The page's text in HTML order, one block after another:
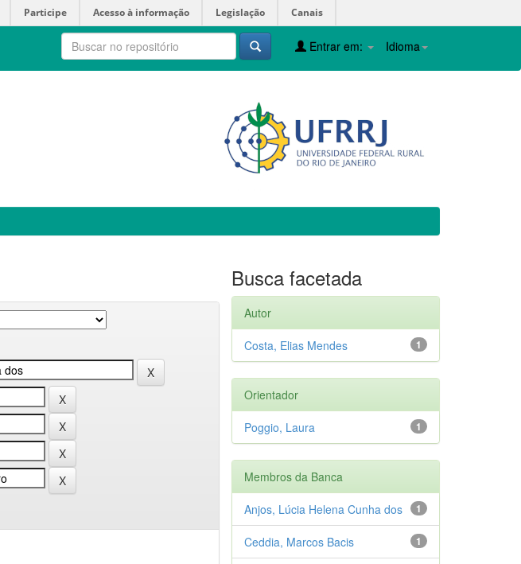
Participe Acesso à informação Legislação Canais
Idioma
Entrar em:
Busca facetada
Autor
1
Costa, Elias Mendes
Orientador
1
Poggio, Laura
Membros da Banca
1
Anjos, Lúcia Helena Cunha dos
1
Ceddia, Marcos Bacis